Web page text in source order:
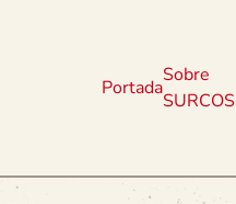
Portada
Sobre
SURCOS